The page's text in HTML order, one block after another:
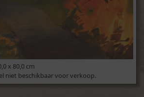
x 80,0 cm
niet beschikbaar voor verkoop.